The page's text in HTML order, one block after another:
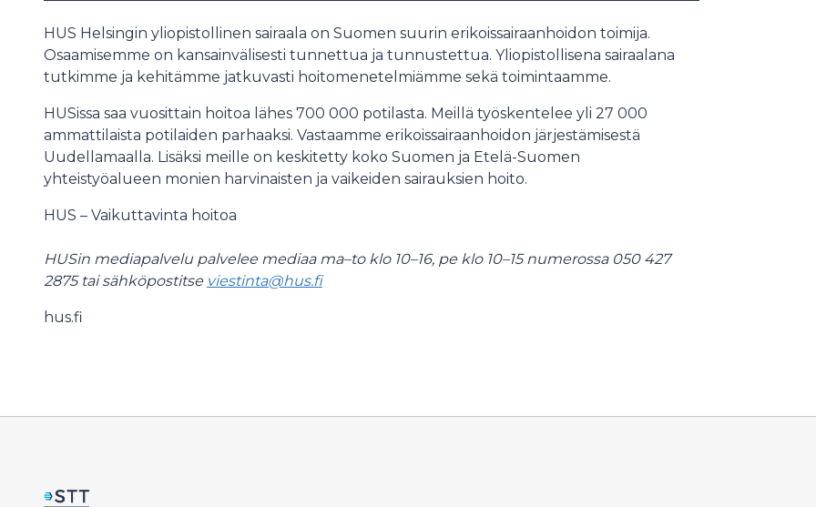
HUS Helsingin yliopistollinen sairaala on Suomen suurin erikoissairaanhoidon toimija.
Osaamisemme on kansainvälisesti tunnettua ja tunnustettua. Yliopistollisena sairaalana
tutkimme ja kehitämme jatkuvasti hoitomenetelmiämme sekä toimintaamme.
HUSissa saa vuosittain hoitoa lähes 700 000 potilasta. Meillä työskentelee yli 27 000
ammattilaista potilaiden parhaaksi. Vastaamme erikoissairaanhoidon järjestämisestä
Uudellamaalla. Lisäksi meille on keskitetty koko Suomen ja Etelä-Suomen
yhteistyöalueen monien harvinaisten ja vaikeiden sairauksien hoito.
HUS – Vaikuttavinta hoitoa
HUSin mediapalvelu palvelee mediaa ma–to klo 10–16, pe klo 10–15 numerossa 050 427
2875 tai sähköpostitse viestinta@hus.fi
hus.fi